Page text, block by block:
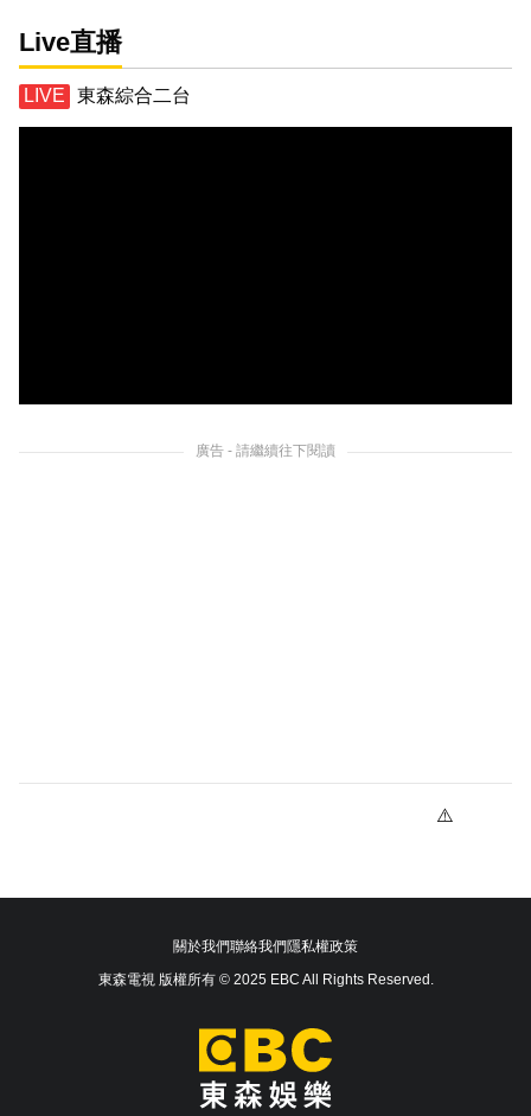
Live直播
東森綜合二台
廣告 - 請繼續往下閱讀
關於我們聯絡我們隱私權政策
東森電視 版權所有 © 2025 EBC All Rights Reserved.